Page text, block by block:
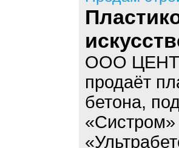
ООО
продаёт
бетона,
«Систром»